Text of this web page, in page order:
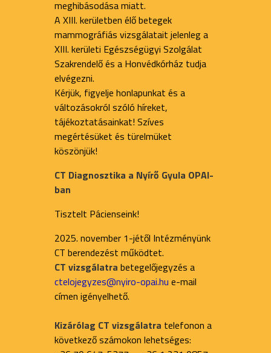
meghibásodása miatt.
A XIII. kerületben élő betegek
mammográfiás vizsgálatait jelenleg a
XIII. kerületi Egészségügyi Szolgálat
Szakrendelő és a Honvédkórház tudja
elvégezni.
Kérjük, figyelje honlapunkat és a
változásokról szóló híreket,
tájékoztatásainkat! Szíves
megértésüket és türelmüket
köszönjük!
CT Diagnosztika a Nyírő Gyula OPAI-
ban
Tisztelt Pácienseink!
2025. november 1-jétől Intézményünk
CT berendezést működtet.
CT vizsgálatra betegelőjegyzés a
ctelojegyzes@nyiro-opai.hu e-mail
címen igényelhető.
Kizárólag CT vizsgálatra telefonon a
következő számokon lehetséges: